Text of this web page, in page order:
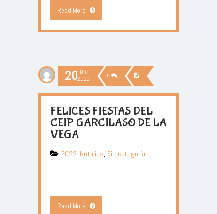
Read More
20 Dic
2022
0
FELICES FIESTAS DEL
CEIP GARCILASO DE LA
VEGA
2022, Noticias, Sin categoría
Read More